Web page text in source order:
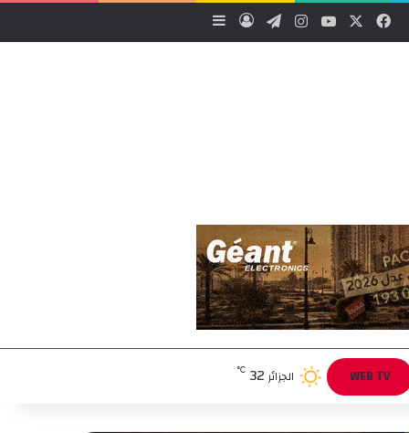
فيسبوك ‫YouTubeانستقرامتيلقرامتسجيل الدخول
WEB TV الجزائر 32
℃